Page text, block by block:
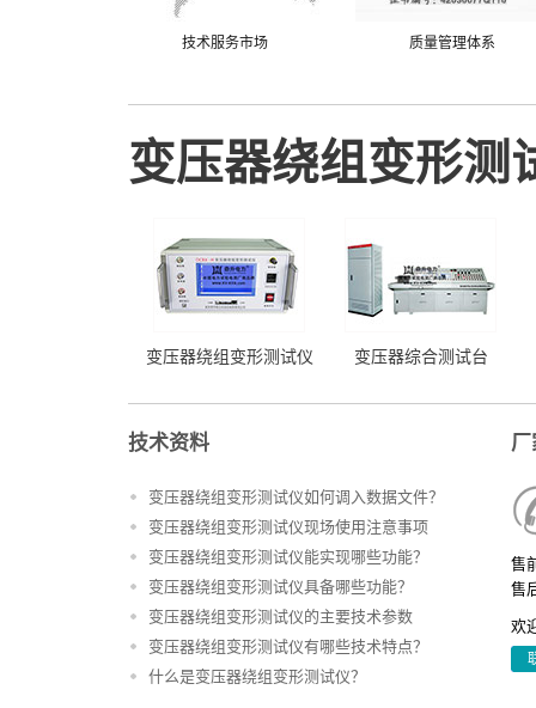
技术服务市场 质量管理体系
变压器绕组变形测
变压器绕组变形测试仪 变压器综合测试台
技术资料
变压器绕组变形测试仪如何调入数据文件？
变压器绕组变形测试仪现场使用注意事项
变压器绕组变形测试仪能实现哪些功能？
变压器绕组变形测试仪具备哪些功能？
变压器绕组变形测试仪的主要技术参数
变压器绕组变形测试仪有哪些技术特点？
什么是变压器绕组变形测试仪？
厂
售
售
欢